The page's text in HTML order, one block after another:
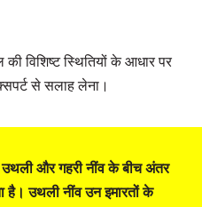
की विशिष्ट स्थितियों के आधार पर
से सलाह लेना।
उथली और गहरी नींव के बीच अंतर
है। उथली नींव उन इमारतों के